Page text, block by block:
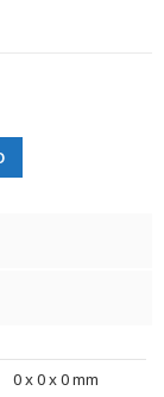
0 x 0 x 0 mm